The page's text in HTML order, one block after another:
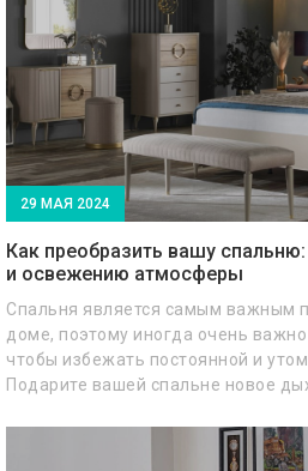
29 МАЯ 2024
Как преобразить вашу
и освежению атмосферы
Спальня является самым важным
доме, поэтому иногда очень
чтобы избежать постоянной и
Подарите вашей спальне новое
стесняйтесь инвестировать время
вашей спальни, потому что это